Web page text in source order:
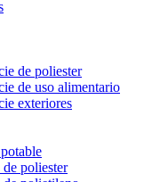
de poliester
de uso alimentario
exteriores
poliester